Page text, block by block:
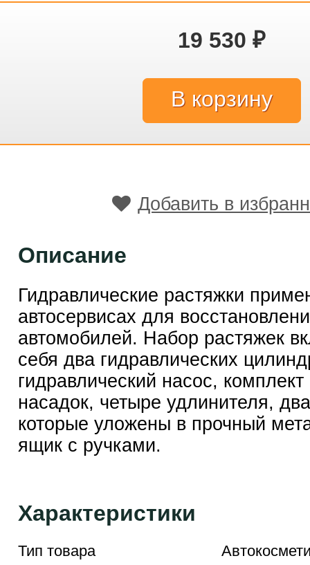
19 530 ₽
Добавить в
Описание
Гидравлические растяжки
автосервисах для
автомобилей. Набор растяжек
себя два гидравлических
гидравлический насос, комплект
насадок, четыре удлинителя,
которые уложены в прочный
ящик с ручками.
Характеристики
Тип товара